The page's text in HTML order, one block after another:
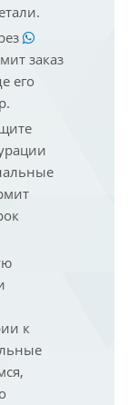
заказ
его
к